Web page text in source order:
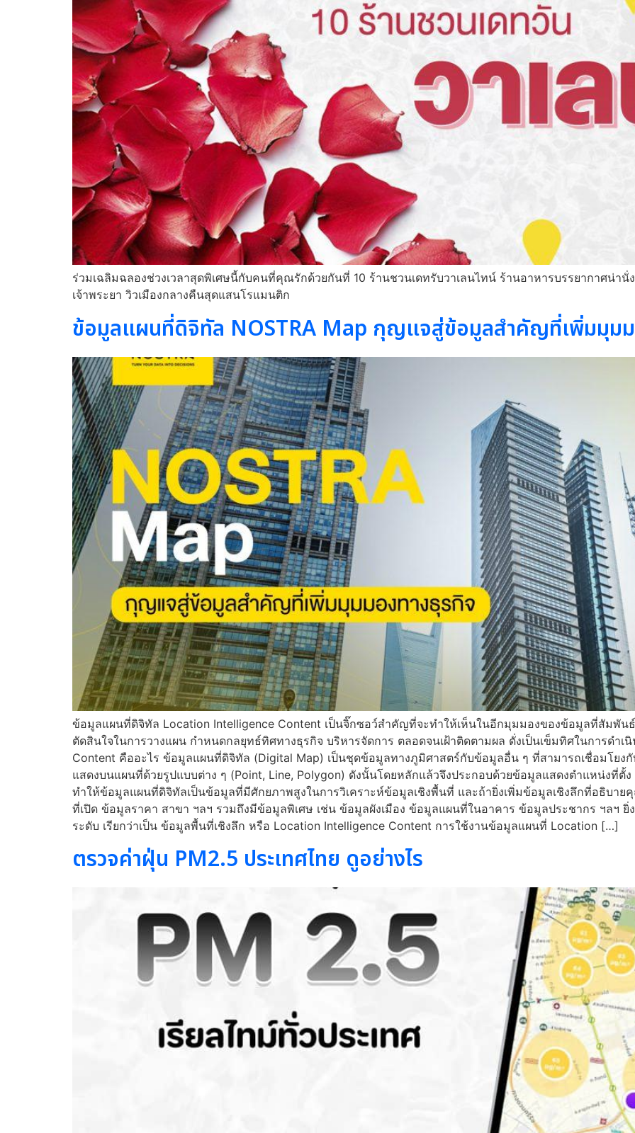
ร่วมเฉลิมฉลองช่วงเวลาสุดพิเศษนี้กับคนที่คุณรักด้วยกันที่ 10 ร้านชวนเดทรับวาเลนไทน์ ร้านอาหารบรรยากาศน่า
เจ้าพระยา วิวเมืองกลางคืนสุดแสนโรแมนติก
ข้อมูลแผนที่ดิจิทัล NOSTRA Map กุญแจสู่ข้อมูลสำคัญที่เพิ่มมุม
ข้อมูลแผนที่ดิจิทัล Location Intelligence Content เป็นจิ๊กซอว์สำคัญที่จะทำให้เห็นในอีกมุมมองของข้อมูลที่สัมพั
ตัดสินใจในการวางแผน กำหนดกลยุทธ์ทิศทางธุรกิจ บริหารจัดการ ตลอดจนเฝ้าติดตามผล ดั่งเป็นเข็มทิศในการดำ
Content คืออะไร ข้อมูลแผนที่ดิจิทัล (Digital Map) เป็นชุดข้อมูลทางภูมิศาสตร์กับข้อมูลอื่น ๆ ที่สามารถเชื่อมโยง
แสดงบนแผนที่ด้วยรูปแบบต่าง ๆ (Point, Line, Polygon) ดังนั้นโดยหลักแล้วจึงประกอบด้วยข้อมูลแสดงตำแหน่งที่ตั้
ทำให้ข้อมูลแผนที่ดิจิทัลเป็นข้อมูลที่มีศักยภาพสูงในการวิเคราะห์ข้อมูลเชิงพื้นที่ และถ้ายิ่งเพิ่มข้อมูลเชิงลึกที่อธิบา
ที่เปิด ข้อมูลราคา สาขา ฯลฯ รวมถึงมีข้อมูลพิเศษ เช่น ข้อมูลผังเมือง ข้อมูลแผนที่ในอาคาร ข้อมูลประชากร ฯลฯ ยิ่
ระดับ เรียกว่าเป็น ข้อมูลพื้นที่เชิงลึก หรือ Location Intelligence Content การใช้งานข้อมูลแผนที่ Location […]
ตรวจค่าฝุ่น PM2.5 ประเทศไทย ดูอย่างไร